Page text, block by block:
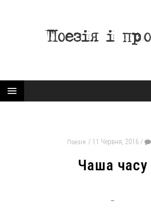
Поезія 11 Червня, 2016
Чаша часу
–